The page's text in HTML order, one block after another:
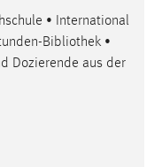
• International
Bibliothek •
Dozierende aus der